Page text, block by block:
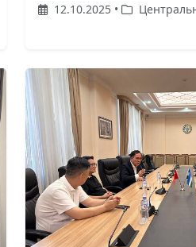
12.10.2025 •